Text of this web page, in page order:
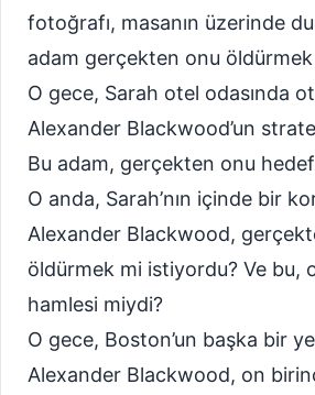
fotoğrafı, masanın üzerinde
adam gerçekten onu
O gece, Sarah otel odasında
Alexander Blackwood’un
Bu adam, gerçekten onu
O anda, Sarah’nın içinde bir
Alexander Blackwood,
öldürmek mi istiyordu? Ve bu,
hamlesi miydi?
O gece, Boston’un başka bir
Alexander Blackwood, on